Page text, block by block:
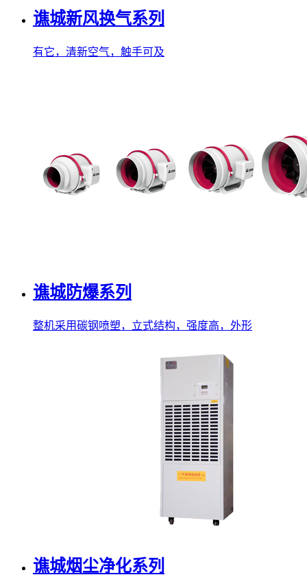
谯城新风换气系列
有它，清新空气，触手可及
谯城防爆系列
整机采用碳钢喷塑，立式结构，强度高，外形
谯城烟尘净化系列